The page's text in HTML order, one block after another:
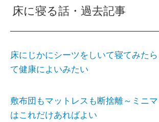
床に寝る話・過去記事
床にじかにシーツをしいて寝てみた
て健康によいみたい
敷布団もマットレスも断捨離～ミニ
はこれだけあればよい